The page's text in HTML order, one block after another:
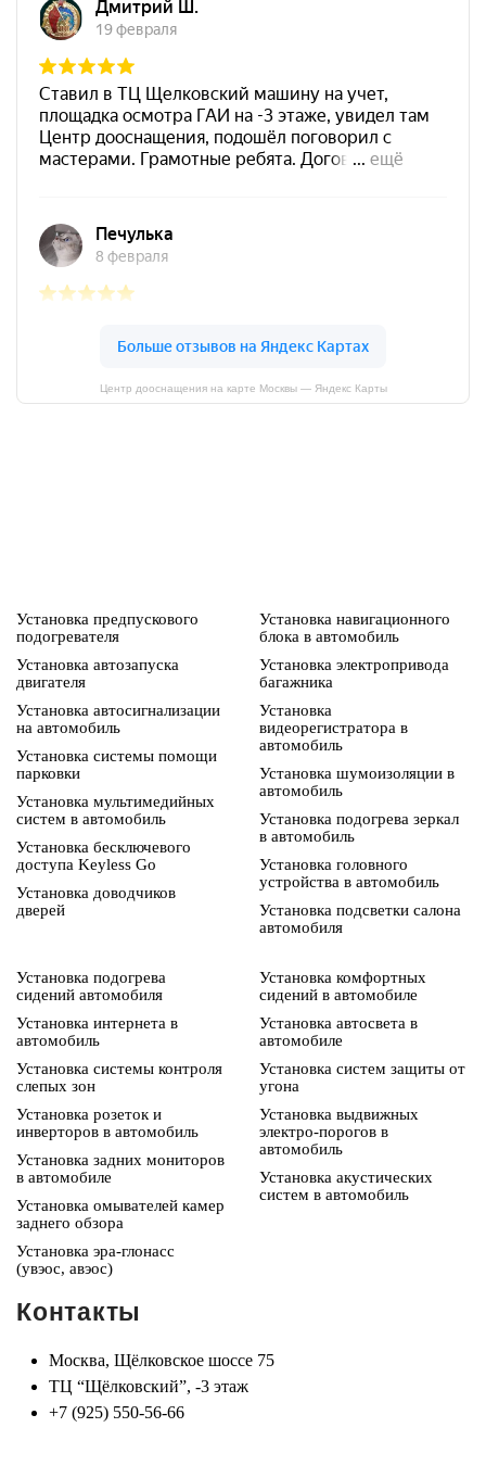
Центр дооснащения на карте Москвы — Яндекс Карты
Установка предпускового
подогревателя
Установка автозапуска
двигателя
Установка автосигнализации
на автомобиль
Установка системы помощи
парковки
Установка мультимедийных
систем в автомобиль
Установка бесключевого
доступа Keyless Go
Установка доводчиков
дверей
Установка навигационного
блока в автомобиль
Установка электропривода
багажника
Установка
видеорегистратора в
автомобиль
Установка шумоизоляции в
автомобиль
Установка подогрева зеркал
в автомобиль
Установка головного
устройства в автомобиль
Установка подсветки салона
автомобиля
Установка подогрева
сидений автомобиля
Установка интернета в
автомобиль
Установка системы контроля
слепых зон
Установка розеток и
инверторов в автомобиль
Установка задних мониторов
в автомобиле
Установка омывателей камер
заднего обзора
Установка эра-глонасс
(увэос, авэос)
Установка комфортных
сидений в автомобиле
Установка автосвета в
автомобиле
Установка систем защиты от
угона
Установка выдвижных
электро-порогов в
автомобиль
Установка акустических
систем в автомобиль
Контакты
Москва, Щёлковское шоссе 75
ТЦ “Щёлковский”, -3 этаж
+7 (925) 550-56-66